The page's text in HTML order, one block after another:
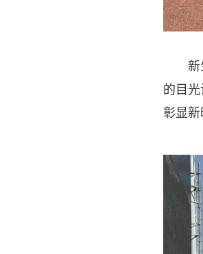
新生
的目
彰显